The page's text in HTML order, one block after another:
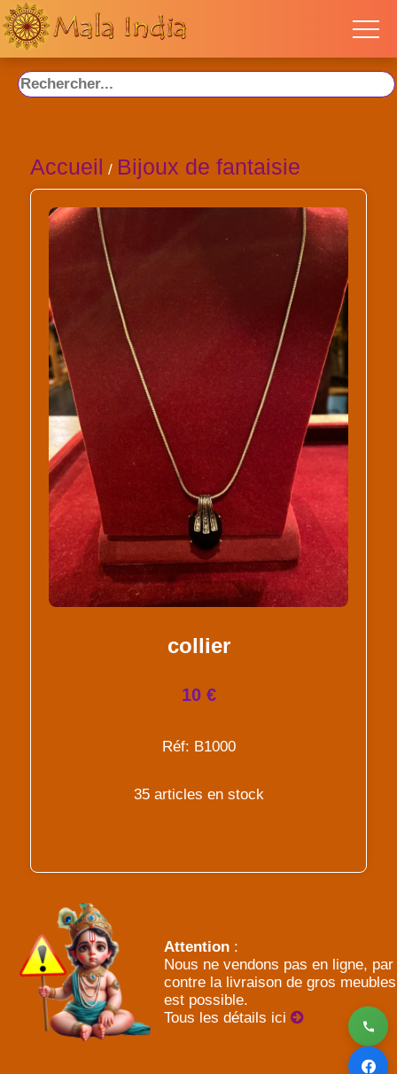
Accueil / Bijoux de fantaisie
collier
10 €
Réf: B1000
35 articles en stock
Attention :
Nous ne vendons pas en ligne, par
contre la livraison de gros meubles
est possible.
Tous les détails ici